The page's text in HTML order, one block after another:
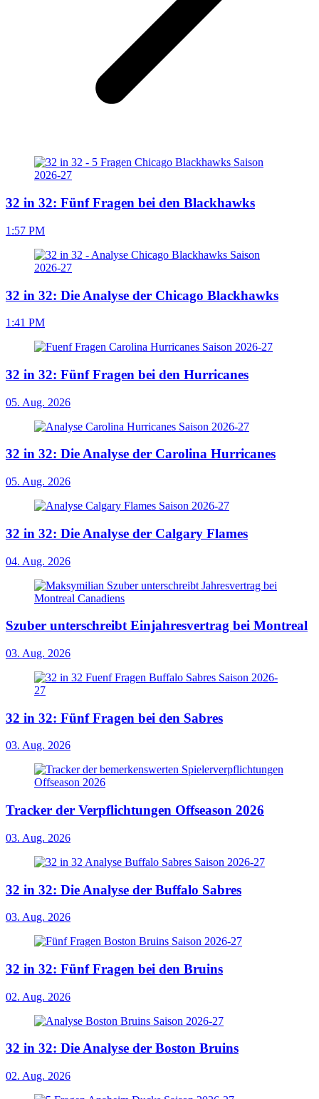
32 in 32: Fünf Fragen bei den Blackhawks
1:57 PM
32 in 32: Die Analyse der Chicago Blackhawks
1:41 PM
32 in 32: Fünf Fragen bei den Hurricanes
05. Aug. 2026
32 in 32: Die Analyse der Carolina Hurricanes
05. Aug. 2026
32 in 32: Die Analyse der Calgary Flames
04. Aug. 2026
Szuber unterschreibt Einjahresvertrag bei Montreal
03. Aug. 2026
32 in 32: Fünf Fragen bei den Sabres
03. Aug. 2026
Tracker der Verpflichtungen Offseason 2026
03. Aug. 2026
32 in 32: Die Analyse der Buffalo Sabres
03. Aug. 2026
32 in 32: Fünf Fragen bei den Bruins
02. Aug. 2026
32 in 32: Die Analyse der Boston Bruins
02. Aug. 2026